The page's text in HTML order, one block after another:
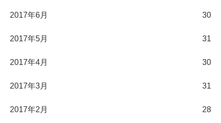
2017年6月 30
2017年5月 31
2017年4月 30
2017年3月 31
2017年2月 28